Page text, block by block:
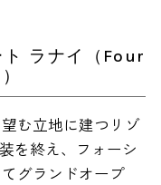
ラナイ（Four
む立地に建つリゾ
を終え、フォーシ
グランドオープ